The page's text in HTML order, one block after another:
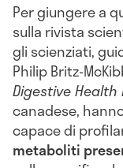
Per giungere a
sulla rivista
gli scienziati,
Philip Britz-
Digestive
canadese,
capace di
metaboliti